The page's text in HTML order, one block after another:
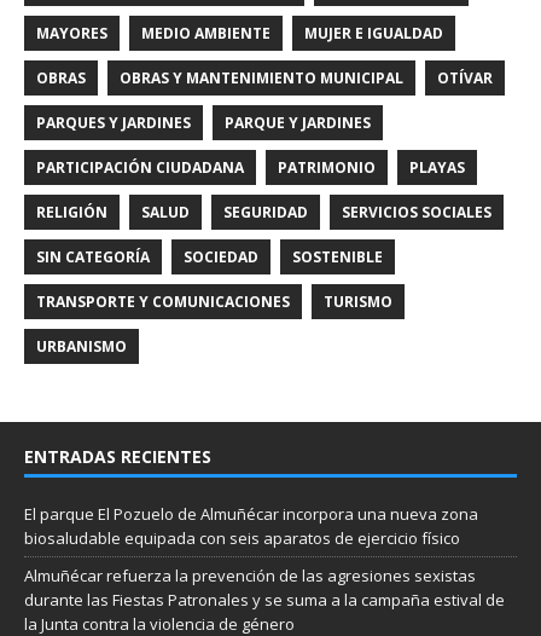
MAYORES MEDIO AMBIENTE MUJER E IGUALDAD
OBRAS OBRAS Y MANTENIMIENTO MUNICIPAL OTÍVAR
PARQUES Y JARDINES PARQUE Y JARDINES
PARTICIPACIÓN CIUDADANA PATRIMONIO PLAYAS
RELIGIÓN SALUD SEGURIDAD SERVICIOS SOCIALES
SIN CATEGORÍA SOCIEDAD SOSTENIBLE
TRANSPORTE Y COMUNICACIONES TURISMO
URBANISMO
ENTRADAS RECIENTES
El parque El Pozuelo de Almuñécar incorpora una nueva zona
biosaludable equipada con seis aparatos de ejercicio físico
Almuñécar refuerza la prevención de las agresiones sexistas
durante las Fiestas Patronales y se suma a la campaña estival de
la Junta contra la violencia de género